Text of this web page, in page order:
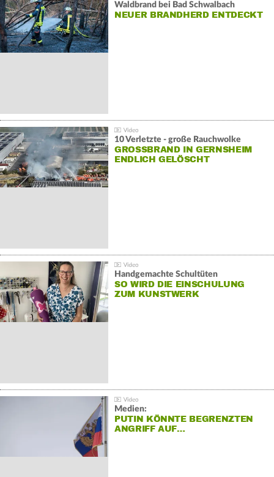
Waldbrand bei Bad Schwalbach
NEUER BRANDHERD ENTDECKT
10 Verletzte - große Rauchwolke
GROSSBRAND IN GERNSHEIM E
NDLICH GELÖSCHT
Handgemachte Schultüten
SO WIRD DIE EINSCHULUNG
ZUM KUNSTWERK
Medien:
PUTIN KÖNNTE BEGRENZTEN
ANGRIFF AUF…